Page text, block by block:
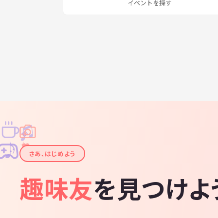
イベントを探す
✦
✦
✧
✧
♪
♫
さあ、はじめよう
趣味友を見つけよ